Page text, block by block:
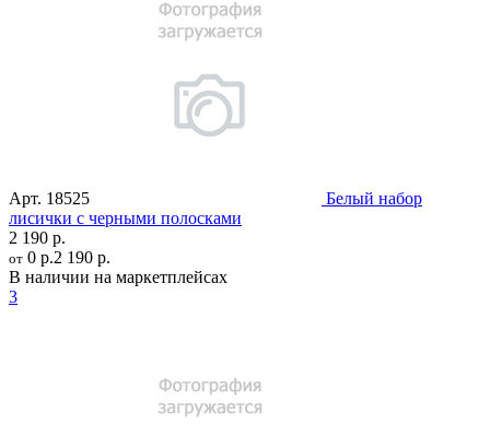
Арт. 18525
Белый набор
лисички с черными полосками
2 190 р.
от 0 р.2 190 р.
В наличии на маркетплейсах
3